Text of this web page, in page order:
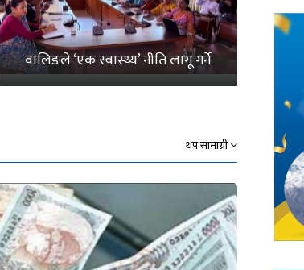
वालिङले ‘एक स्वास्थ्य’ नीति लागू गर्ने
थप सामाग्री